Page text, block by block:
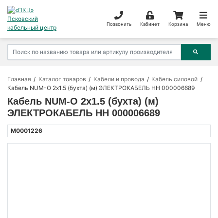
Позвонить Кабинет Корзина Меню
Главная Каталог товаров Кабели и провода
Кабель силовой
Кабель NUM-O 2х1.5 (бухта) (м) ЭЛЕКТРОКАБЕЛЬ НН 000006689
Кабель NUM-O 2х1.5 (бухта) (м)
ЭЛЕКТРОКАБЕЛЬ НН 000006689
M0001226